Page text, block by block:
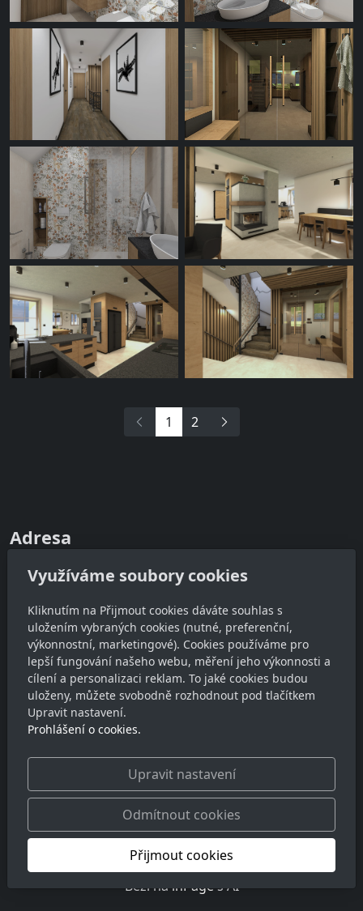
1 2
Adresa
Ateliér JinýRozměr
Dobrovodská 634/76, 370 06 České Budějovice
IČ: 88196542
DIČ: CZ8511140671
Kontakt
lukas@jinyrozmer.cz
+420 728 828594
Sledujte nás
© 2026Ateliér JinýRozměr
Běží nainPages AI
Využíváme soubory cookies
Kliknutím na Přijmout cookies dáváte souhlas s
uložením vybraných cookies (nutné, preferenční,
výkonnostní, marketingové). Cookies používáme pro
lepší fungování našeho webu, měření jeho výkonnosti a
cílení a personalizaci reklam. To jaké cookies budou
uloženy, můžete svobodně rozhodnout pod tlačítkem
Upravit nastavení.
Prohlášení o cookies.
Upravit nastavení
Odmítnout cookies
Přijmout cookies